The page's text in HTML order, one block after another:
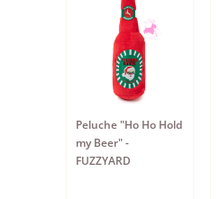
Peluche "Ho Ho Hold
my Beer" -
FUZZYARD